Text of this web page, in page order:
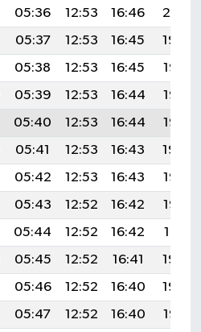
05:36 12:53 16:46
20:01
05:37 12:53 16:45
19:59
05:38 12:53 16:45
19:58
05:39 12:53 16:44
19:57
05:40 12:53 16:44
19:56
05:41 12:53 16:43
19:54
05:42 12:53 16:43
19:53
05:43 12:52 16:42
19:52
05:44 12:52 16:42
19:51
05:45 12:52 16:41
19:49
05:46 12:52 16:40
19:48
05:47 12:52 16:40
19:47